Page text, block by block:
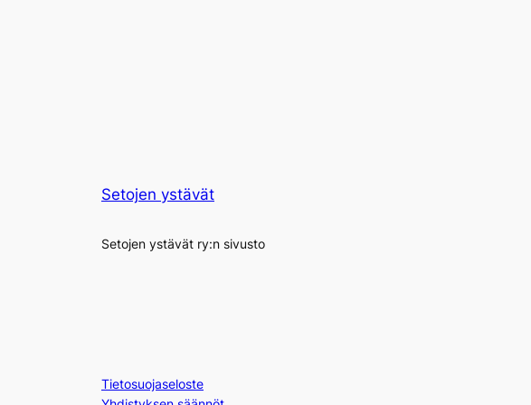
Setojen ystävät
Setojen ystävät ry:n sivusto
Tietosuojaseloste